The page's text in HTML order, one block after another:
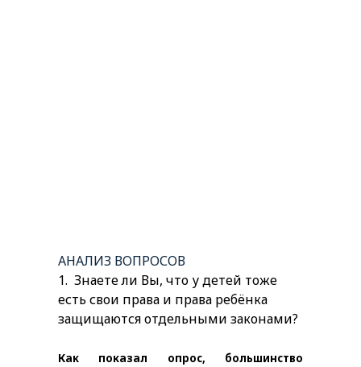
АНАЛИЗ ВОПРОСОВ
1. Знаете ли Вы, что у детей тоже
есть свои права и права ребёнка
защищаются отдельными законами?
Как показал опрос, большинство